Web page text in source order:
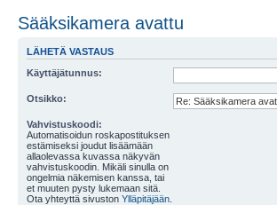
Sääksikamera avattu
LÄHETÄ VASTAUS
Käyttäjätunnus:
Otsikko:
Vahvistuskoodi:
Automatisoidun roskapostituksen
estämiseksi joudut lisäämään
allaolevassa kuvassa näkyvän
vahvistuskoodin. Mikäli sinulla on
ongelmia näkemisen kanssa, tai
et muuten pysty lukemaan sitä.
Ota yhteyttä sivuston Ylläpitäjään